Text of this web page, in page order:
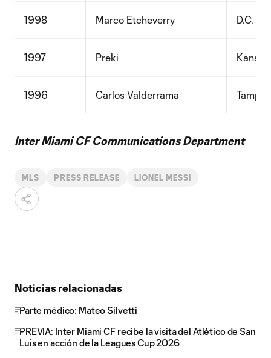
1998 Marco Etcheverry D.C.
1997 Preki
1996 Carlos Valderrama Tampa
Inter Miami CF Communications Department
MLS PRESS RELEASE LIONEL MESSI
Noticias relacionadas
Parte médico: Mateo Silvetti
PREVIA: Inter Miami CF recibe la visita del Atlético de San
Luis en acción de la Leagues Cup 2026